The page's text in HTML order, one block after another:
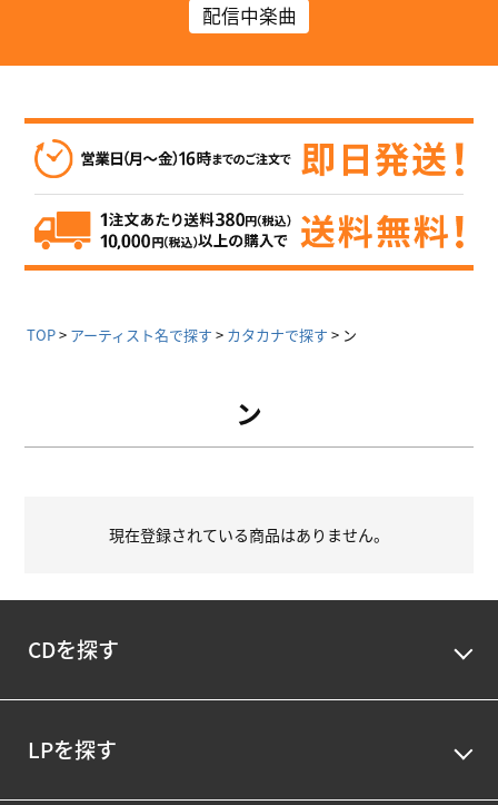
配信中楽曲
TOP アーティスト名で探す カタカナで探す ン
ン
現在登録されている商品はありません。
CDを探す
LPを探す